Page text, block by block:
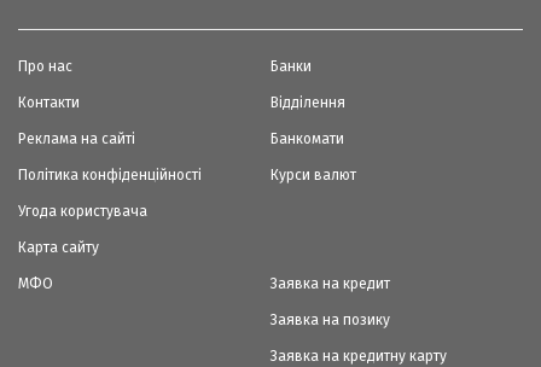
Про нас
Контакти
Реклама на сайті
Політика конфіденційності
Угода користувача
Карта сайту
Банки
Відділення
Банкомати
Курси валют
МФО Заявка на кредит
Заявка на позику
Заявка на кредитну карту